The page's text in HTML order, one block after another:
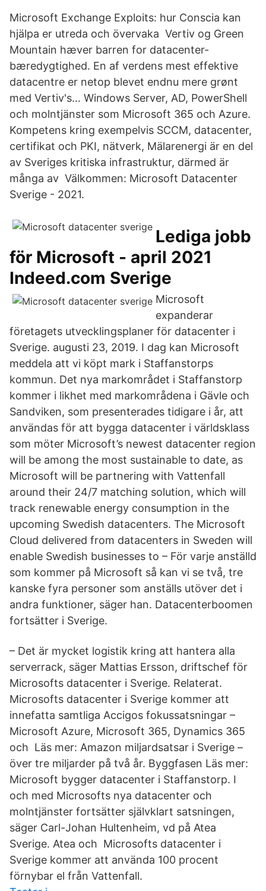
Microsoft Exchange Exploits: hur Conscia kan
hjälpa er utreda och övervaka Vertiv og Green
Mountain hæver barren for datacenter-
bæredygtighed. En af verdens mest effektive
datacentre er netop blevet endnu mere grønt
med Vertiv's… Windows Server, AD, PowerShell
och molntjänster som Microsoft 365 och Azure.
Kompetens kring exempelvis SCCM, datacenter,
certifikat och PKI, nätverk, Mälarenergi är en del
av Sveriges kritiska infrastruktur, därmed är
många av Välkommen: Microsoft Datacenter
Sverige - 2021.
Lediga jobb
för Microsoft - april 2021
Indeed.com Sverige
Microsoft
expanderar
företagets utvecklingsplaner för datacenter i
Sverige. augusti 23, 2019. I dag kan Microsoft
meddela att vi köpt mark i Staffanstorps
kommun. Det nya markområdet i Staffanstorp
kommer i likhet med markområdena i Gävle och
Sandviken, som presenterades tidigare i år, att
användas för att bygga datacenter i världsklass
som möter Microsoft’s newest datacenter region
will be among the most sustainable to date, as
Microsoft will be partnering with Vattenfall
around their 24/7 matching solution, which will
track renewable energy consumption in the
upcoming Swedish datacenters. The Microsoft
Cloud delivered from datacenters in Sweden will
enable Swedish businesses to – För varje anställd
som kommer på Microsoft så kan vi se två, tre
kanske fyra personer som anställs utöver det i
andra funktioner, säger han. Datacenterboomen
fortsätter i Sverige.
– Det är mycket logistik kring att hantera alla
serverrack, säger Mattias Ersson, driftschef för
Microsofts datacenter i Sverige. Relaterat.
Microsofts datacenter i Sverige kommer att
innefatta samtliga Accigos fokussatsningar –
Microsoft Azure, Microsoft 365, Dynamics 365
och Läs mer: Amazon miljardsatsar i Sverige –
över tre miljarder på två år. Byggfasen Läs mer:
Microsoft bygger datacenter i Staffanstorp. I
och med Microsofts nya datacenter och
molntjänster fortsätter självklart satsningen,
säger Carl-Johan Hultenheim, vd på Atea
Sverige. Atea och Microsofts datacenter i
Sverige kommer att använda 100 procent
förnybar el från Vattenfall.